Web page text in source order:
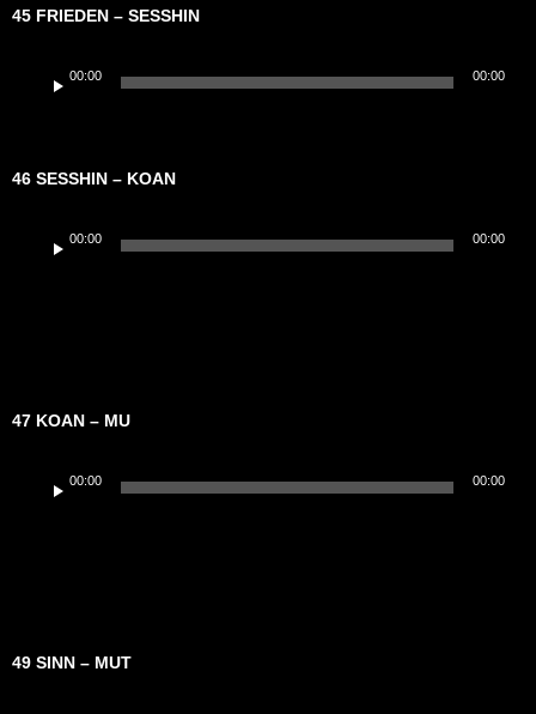
45 FRIEDEN – SESSHIN
Player
00:00 00:00
46 SESSHIN – KOAN
Player
00:00 00:00
47 KOAN – MU
Player
00:00 00:00
49 SINN – MUT